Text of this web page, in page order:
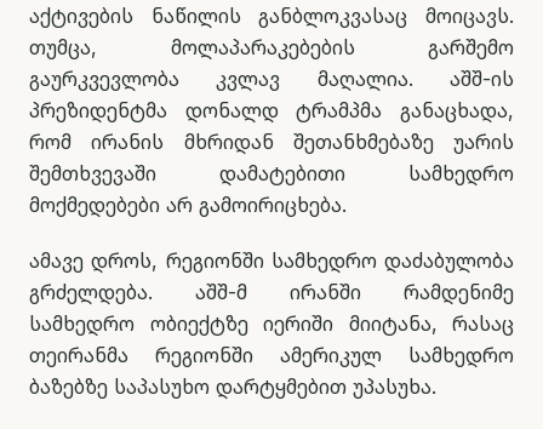
აქტივების ნაწილის განბლოკვასაც მოიცავს.
თუმცა, მოლაპარაკებების გარშემო
გაურკვევლობა კვლავ მაღალია. აშშ-ის
პრეზიდენტმა დონალდ ტრამპმა განაცხადა,
რომ ირანის მხრიდან შეთანხმებაზე უარის
შემთხვევაში დამატებითი სამხედრო
მოქმედებები არ გამოირიცხება.
ამავე დროს, რეგიონში სამხედრო დაძაბულობა
გრძელდება. აშშ-მ ირანში რამდენიმე
სამხედრო ობიექტზე იერიში მიიტანა, რასაც
თეირანმა რეგიონში ამერიკულ სამხედრო
ბაზებზე საპასუხო დარტყმებით უპასუხა.